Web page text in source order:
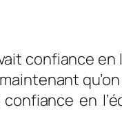
confiance en
en